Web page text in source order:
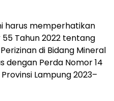
harus memperhatikan
Tahun 2022 tentang
di Bidang Mineral
dengan Perda Nomor 14
Lampung 2023–